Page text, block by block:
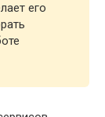
его